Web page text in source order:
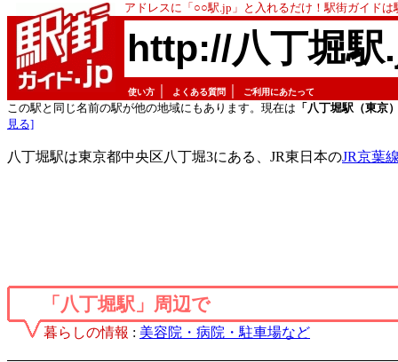
アドレスに「○○駅.jp」と入れるだけ！駅街ガイド
http://八丁堀駅
使い方 よくある質問 ご利用にあたって
この駅と同じ名前の駅が他の地域にもあります。現在は 「八丁堀駅（東京
見る]
八丁堀駅は東京都中央区八丁堀3にある、JR東日本のJR京葉
「八丁堀駅」周辺で
暮らしの情報 : 美容院・病院・駐車場など